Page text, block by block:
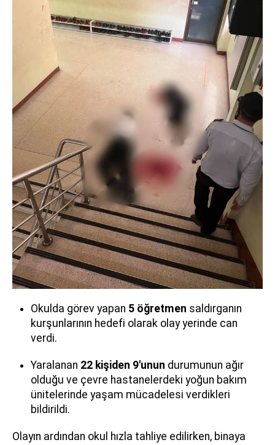
Okulda görev yapan 5 öğretmen saldırganın
kurşunlarının hedefi olarak olay yerinde can
verdi.
Yaralanan 22 kişiden 9'unun durumunun ağır
olduğu ve çevre hastanelerdeki yoğun bakım
ünitelerinde yaşam mücadelesi verdikleri
bildirildi.
Olayın ardından okul hızla tahliye edilirken, binaya